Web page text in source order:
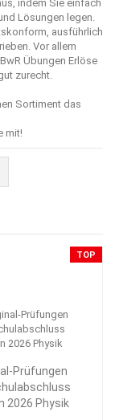
indem Sie einfach
Lösungen legen.
ausführlich
Vor allem
Übungen Erlöse
zurecht.
Sortiment das
mit!
TOP
Prüfungen
2026 Physik